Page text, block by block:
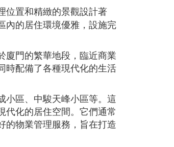
位置和精緻的景觀設計著
內的居住環境優雅，設施完
廈門的繁華地段，臨近商業
時配備了各種現代化的生活
小區、中駿天峰小區等。這
代化的居住空間。它們通常
的物業管理服務，旨在打造